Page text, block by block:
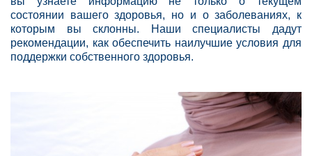
состоянии вашего здоровья, но и о заболеваниях, к
которым вы склонны. Наши специалисты дадут
рекомендации, как обеспечить наилучшие условия для
поддержки собственного здоровья.